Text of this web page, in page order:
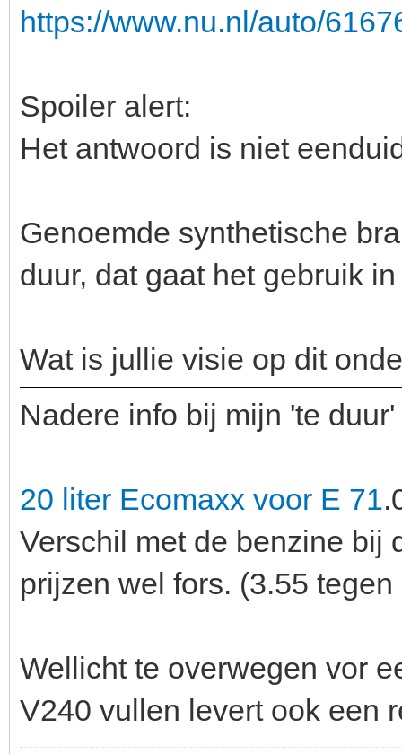
https://www.nu.nl/auto/
Spoiler alert:
Het antwoord is niet
Genoemde synthetische
duur, dat gaat het gebruik
Wat is jullie visie op dit
Nadere info bij mijn 'te
20 liter Ecomaxx voor E 71
Verschil met de benzine bij
prijzen wel fors. (3.55
Wellicht te overwegen vor
V240 vullen levert ook een